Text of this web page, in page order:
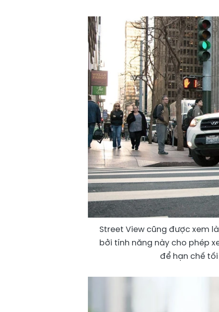
Street View cũng được xem
bởi tính năng này cho phép
để hạn chế